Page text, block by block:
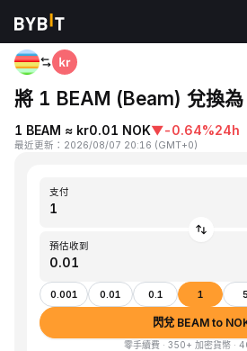
首頁 BEAM to NOK
將 1 BEAM (Beam) 兌換
1 BEAM ≈ kr0.01 NOK▼-0.64%24h
最近更新 ： 2026/08/07 20:16 (GMT+0)
支付
預估收到
0.001 0.01 0.1 1 5
閃兌 BEAM to
零手續費 · 350+ 加密貨幣 ·